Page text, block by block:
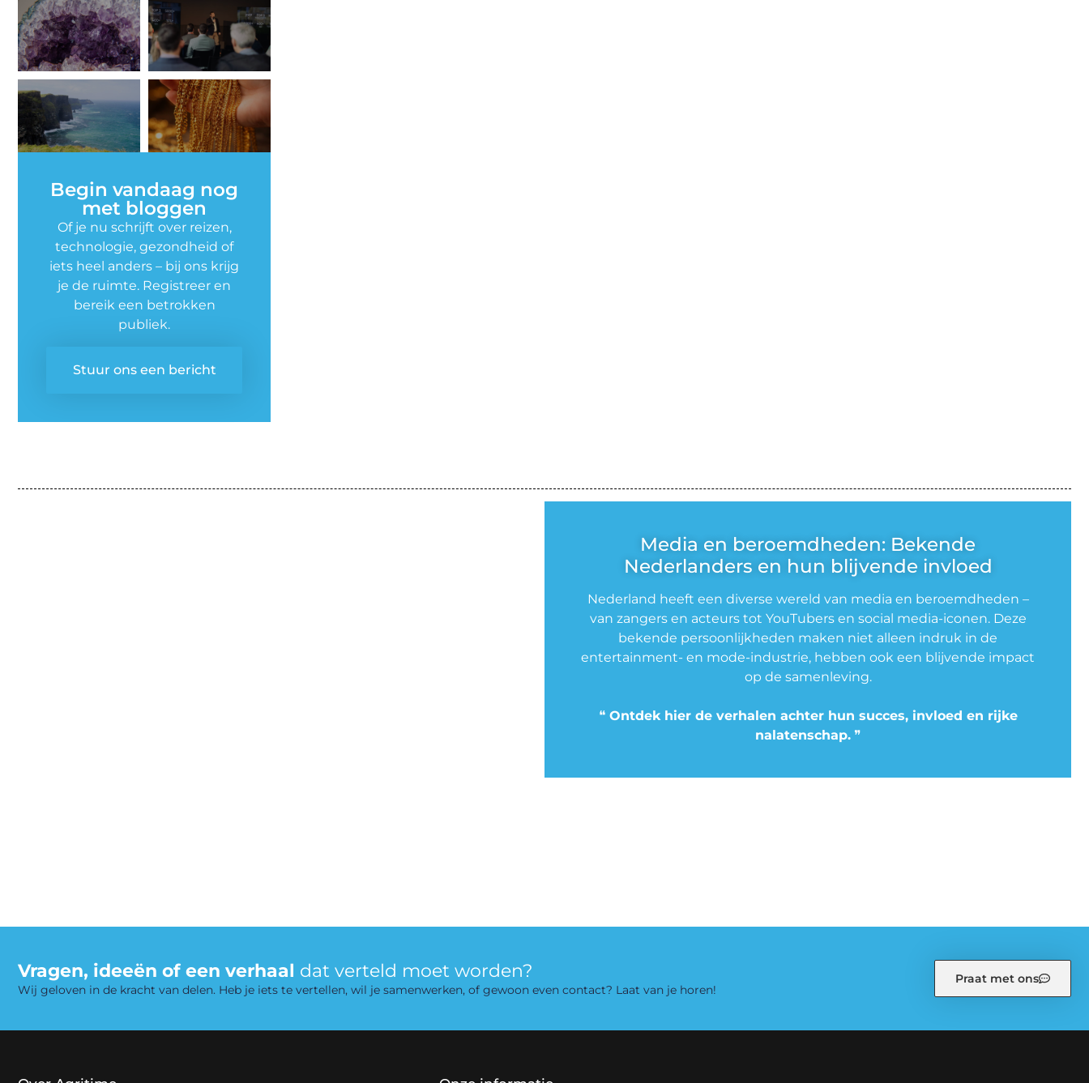
Begin vandaag nog
met bloggen
Of je nu schrijft over reizen,
technologie, gezondheid of
iets heel anders – bij ons krijg
je de ruimte. Registreer en
bereik een betrokken
publiek.
Stuur ons een bericht
Media en beroemdheden: Bekende
Nederlanders en hun blijvende invloed
Nederland heeft een diverse wereld van media en beroemdheden –
van zangers en acteurs tot YouTubers en social media-iconen. Deze
bekende persoonlijkheden maken niet alleen indruk in de
entertainment- en mode-industrie, hebben ook een blijvende impact
op de samenleving.
❝ Ontdek hier de verhalen achter hun succes, invloed en rijke
nalatenschap.❞
Vragen, ideeën of een verhaal dat verteld moet worden?
Wij geloven in de kracht van delen. Heb je iets te vertellen, wil je samenwerken, of gewoon even contact? Laat van je horen!
Praat met ons